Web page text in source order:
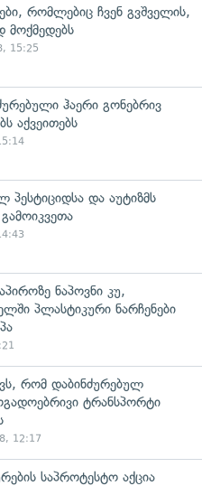
რომლებიც ჩვენ გვშველის,
მოქმედებს
15:25
ჰაერი გონებრივ
აქვეითებს
პესტიციდსა და აუტიზმს
ნაპოვნი კუ,
პლასტიკური ნარჩენები
რომ დაბინძურებულ
ტრანსპორტი
12:17
საპროტესტო აქცია